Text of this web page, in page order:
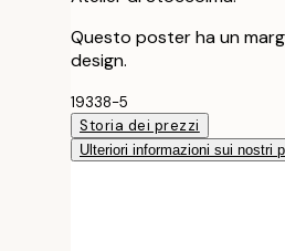
Questo poster ha un
design.
19338-5
Storia dei prezzi
Ulteriori informazioni sui nostri